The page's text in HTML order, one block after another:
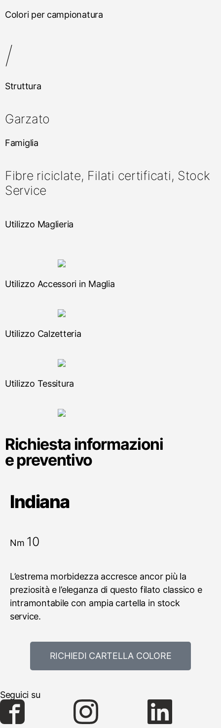
Colori per campionatura
/
Struttura
Garzato
Famiglia
Fibre riciclate, Filati certificati, Stock
Service
Utilizzo Maglieria
Utilizzo Accessori in Maglia
Utilizzo Calzetteria
Utilizzo Tessitura
Richiesta informazioni
e preventivo
Indiana
Nm 10
L’estrema morbidezza accresce ancor più la
preziosità e l’eleganza di questo filato classico e
intramontabile con ampia cartella in stock
service.
RICHIEDI CARTELLA COLORE
Seguici su